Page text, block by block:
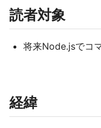
読者対象
将来Node.jsでコ
経緯